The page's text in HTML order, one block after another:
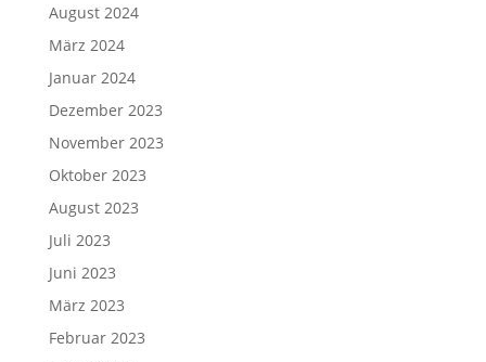
August 2024
März 2024
Januar 2024
Dezember 2023
November 2023
Oktober 2023
August 2023
Juli 2023
Juni 2023
März 2023
Februar 2023